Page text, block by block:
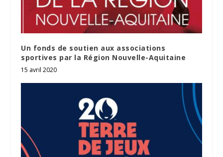
Un fonds de soutien aux associations
sportives par la Région Nouvelle-Aquitaine
15 avril 2020